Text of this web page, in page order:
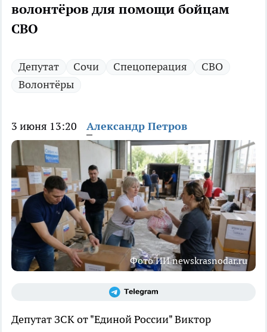
волонтёров для помощи бойцам
СВО
Депутат Сочи Спецоперация
СВО
Волонтёры
3 июня 13:20 Александр Петров
Фото ИИ newskrasnodar.ru
Депутат ЗСК от "Единой России" Виктор